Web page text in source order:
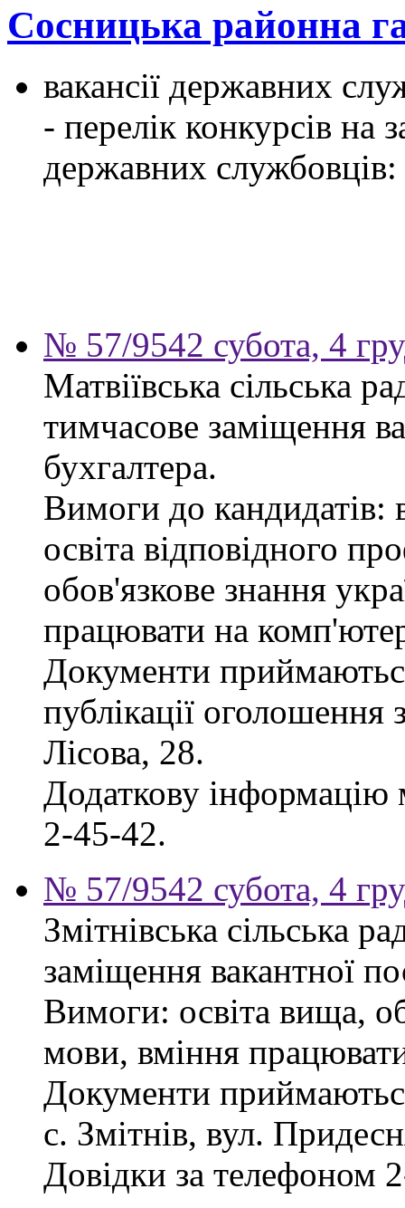
Сосницька районна
вакансії державних
- перелік конкурсів на
державних службовців:
№ 57/9542 субота, 4
Матвіївська сільська
тимчасове заміщення
бухгалтера.
Вимоги до кандидатів:
освіта відповідного
обов'язкове знання
працювати на
Документи
публікації оголошення
Лісова, 28.
Додаткову
2-45-42.
№ 57/9542 субота, 4
Змітнівська сільська
заміщення вакантної
Вимоги: освіта вища,
мови, вміння
Документи
с. Змітнів, вул.
Довідки за телефоном